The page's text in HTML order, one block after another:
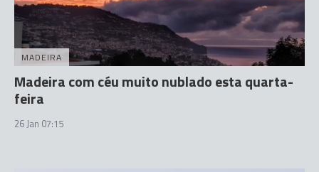
MADEIRA
Madeira com céu muito nublado esta quarta-
feira
26 Jan 07:15